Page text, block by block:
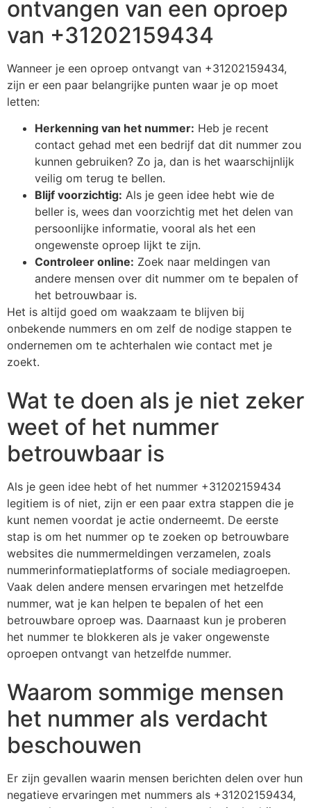
ontvangen van een oproep
van +31202159434
Wanneer je een oproep ontvangt van +31202159434,
zijn er een paar belangrijke punten waar je op moet
letten:
Herkenning van het nummer: Heb je recent
contact gehad met een bedrijf dat dit nummer zou
kunnen gebruiken? Zo ja, dan is het waarschijnlijk
veilig om terug te bellen.
Blijf voorzichtig: Als je geen idee hebt wie de
beller is, wees dan voorzichtig met het delen van
persoonlijke informatie, vooral als het een
ongewenste oproep lijkt te zijn.
Controleer online: Zoek naar meldingen van
andere mensen over dit nummer om te bepalen of
het betrouwbaar is.
Het is altijd goed om waakzaam te blijven bij
onbekende nummers en om zelf de nodige stappen te
ondernemen om te achterhalen wie contact met je
zoekt.
Wat te doen als je niet zeker
weet of het nummer
betrouwbaar is
Als je geen idee hebt of het nummer +31202159434
legitiem is of niet, zijn er een paar extra stappen die je
kunt nemen voordat je actie onderneemt. De eerste
stap is om het nummer op te zoeken op betrouwbare
websites die nummermeldingen verzamelen, zoals
nummerinformatieplatforms of sociale mediagroepen.
Vaak delen andere mensen ervaringen met hetzelfde
nummer, wat je kan helpen te bepalen of het een
betrouwbare oproep was. Daarnaast kun je proberen
het nummer te blokkeren als je vaker ongewenste
oproepen ontvangt van hetzelfde nummer.
Waarom sommige mensen
het nummer als verdacht
beschouwen
Er zijn gevallen waarin mensen berichten delen over hun
negatieve ervaringen met nummers als +31202159434,